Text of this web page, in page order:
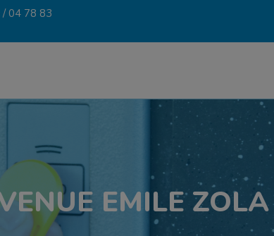
/04 78 83
EMILE